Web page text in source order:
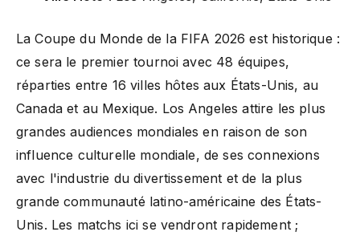
La Coupe du Monde de la FIFA 2026 est historique :
ce sera le premier tournoi avec 48 équipes,
réparties entre 16 villes hôtes aux États-Unis, au
Canada et au Mexique. Los Angeles attire les plus
grandes audiences mondiales en raison de son
influence culturelle mondiale, de ses connexions
avec l'industrie du divertissement et de la plus
grande communauté latino-américaine des États-
Unis. Les matchs ici se vendront rapidement ;